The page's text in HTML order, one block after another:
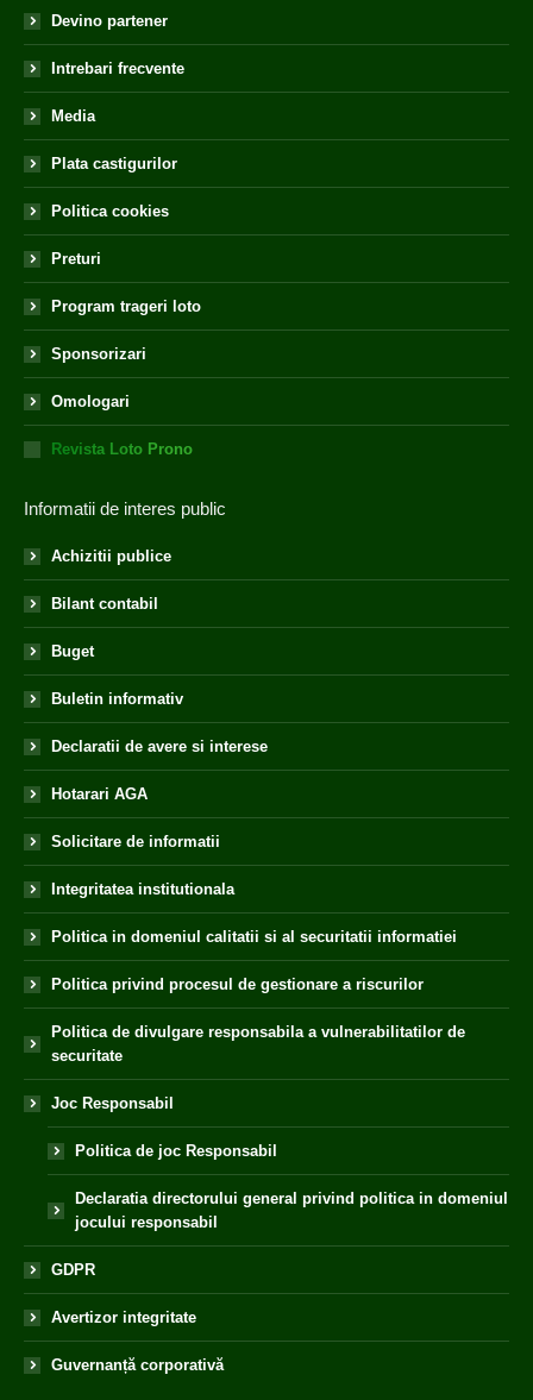
Devino partener
Intrebari frecvente
Media
Plata castigurilor
Politica cookies
Preturi
Program trageri loto
Sponsorizari
Omologari
Revista Loto Prono
Informatii de interes public
Achizitii publice
Bilant contabil
Buget
Buletin informativ
Declaratii de avere si interese
Hotarari AGA
Solicitare de informatii
Integritatea institutionala
Politica in domeniul calitatii si al securitatii informatiei
Politica privind procesul de gestionare a riscurilor
Politica de divulgare responsabila a vulnerabilitatilor de
securitate
Joc Responsabil
Politica de joc Responsabil
Declaratia directorului general privind politica in domeniul
jocului responsabil
GDPR
Avertizor integritate
Guvernanță corporativă